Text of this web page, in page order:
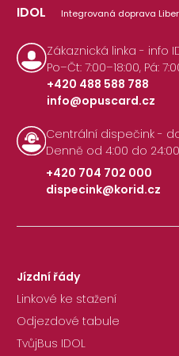
IDOL Integrovaná doprava
Zákaznická linka - info
Po–Čt: 7:00–18:00, Pá:
+420 488 588 788
|
info@opuscard.cz
Centrální dispečink -
Denně od 4:00 do 24:00
+420 704 702 000
|
dispecink@korid.cz
Jízdní řády
Linkové ke stažení
Odjezdové tabule
TvůjBus IDOL